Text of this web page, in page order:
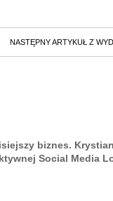
NASTĘPNY ARTYKUŁ Z
biznes. Krystian
Social Media